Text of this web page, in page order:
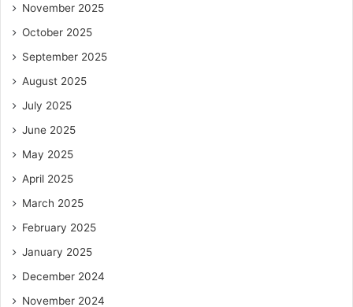
November 2025
October 2025
September 2025
August 2025
July 2025
June 2025
May 2025
April 2025
March 2025
February 2025
January 2025
December 2024
November 2024